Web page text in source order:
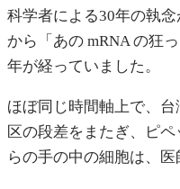
科学者による30年の執
から「あの mRNA の狂
年が経っていました。
ほぼ同じ時間軸上で、
区の段差をまたぎ、ピ
らの手の中の細胞は、